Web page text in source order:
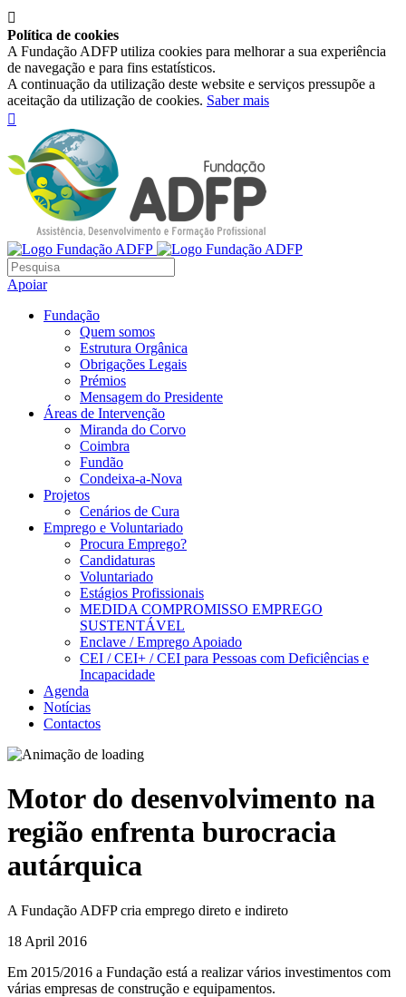

Política de cookies
A Fundação ADFP utiliza cookies para melhorar a sua experiência
de navegação e para fins estatísticos.
A continuação da utilização deste website e serviços pressupõe a
aceitação da utilização de cookies. Saber mais

Apoiar
Fundação
Quem somos
Estrutura Orgânica
Obrigações Legais
Prémios
Mensagem do Presidente
Áreas de Intervenção
Miranda do Corvo
Coimbra
Fundão
Condeixa-a-Nova
Projetos
Cenários de Cura
Emprego e Voluntariado
Procura Emprego?
Candidaturas
Voluntariado
Estágios Profissionais
MEDIDA COMPROMISSO EMPREGO
SUSTENTÁVEL
Enclave / Emprego Apoiado
CEI / CEI+ / CEI para Pessoas com Deficiências e
Incapacidade
Agenda
Notícias
Contactos
Motor do desenvolvimento na
região enfrenta burocracia
autárquica
A Fundação ADFP cria emprego direto e indireto
18 April 2016
Em 2015/2016 a Fundação está a realizar vários investimentos com
várias empresas de construção e equipamentos.